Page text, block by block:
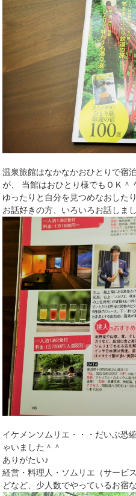
温泉旅館はなかなかおひとりで宿
が、 当館はおひとり様でもＯＫ＾
ゆったりと自分を見つめなおした
お話好きの方、いろいろお話しま
イケメンソムリエ・・・だいぶ恐
ゃいました＾＾
ありがたい♪
経営・料理人・ソムリエ（サービ
どなど、少人数でやっているお宿